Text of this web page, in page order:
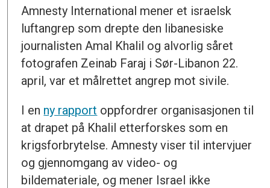
Amnesty International mener et israelsk
luftangrep som drepte den libanesiske
journalisten Amal Khalil og alvorlig såret
fotografen Zeinab Faraj i Sør-Libanon 22.
april, var et målrettet angrep mot sivile.
I en ny rapport oppfordrer organisasjonen til
at drapet på Khalil etterforskes som en
krigsforbrytelse. Amnesty viser til intervjuer
og gjennomgang av video- og
bildemateriale, og mener Israel ikke